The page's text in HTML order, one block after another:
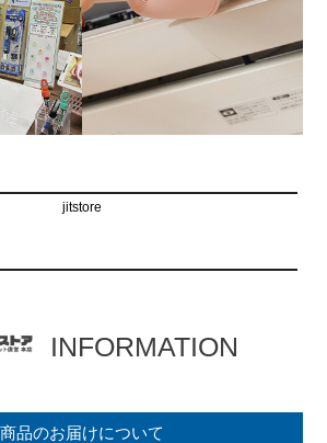
jitstore
INFORMATION
商品のお届けについて